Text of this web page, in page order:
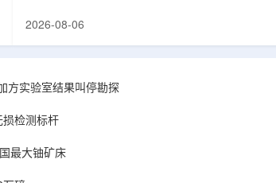
Arca: URA，资管超50亿美元)的跟踪基准，本次
CEO Alessandro Petruzzi 称，这使被动/主题投
资者可通过指数直接触达其 SOLO™ 微堆故事，
与 Cameco、Kazatomprom、Centrus、Oklo、
NuScale、X-energy、三菱重...
2026-08-06
方实验室结果叫停勘探
损检测标杆
最大铀矿床